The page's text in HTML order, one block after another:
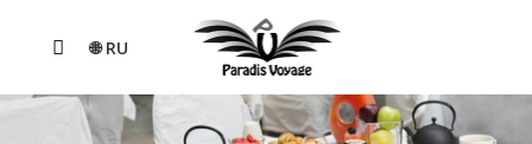
🌐 RU